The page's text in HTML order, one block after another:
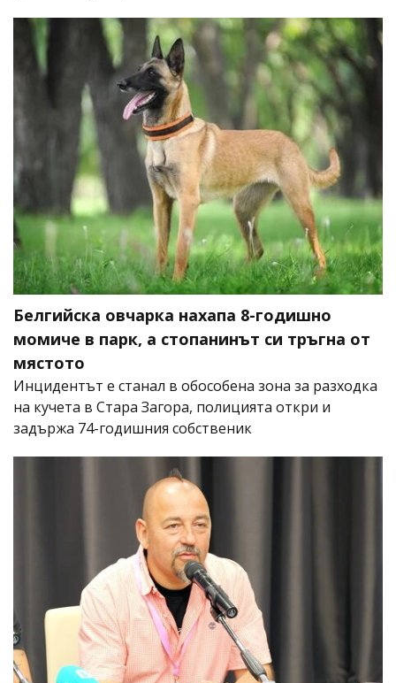
Белгийска овчарка нахапа 8-годишно
момиче в парк, а стопанинът си тръгна от
мястото
Инцидентът е станал в обособена зона за разходка
на кучета в Стара Загора, полицията откри и
задържа 74-годишния собственик